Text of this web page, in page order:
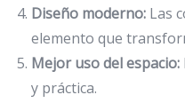
Diseño moderno: Las
elemento que
Mejor uso del espacio:
y práctica.